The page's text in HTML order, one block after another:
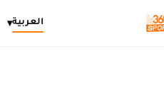
العربية▾